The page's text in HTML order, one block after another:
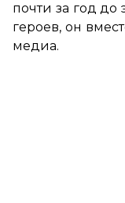
почти за год
героев, он
медиа.